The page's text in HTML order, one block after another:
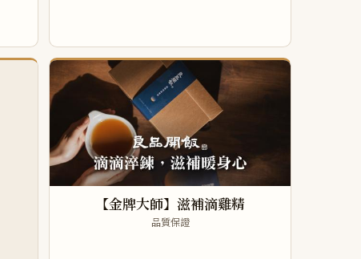
【金牌大師】滋補滴雞精
品質保證